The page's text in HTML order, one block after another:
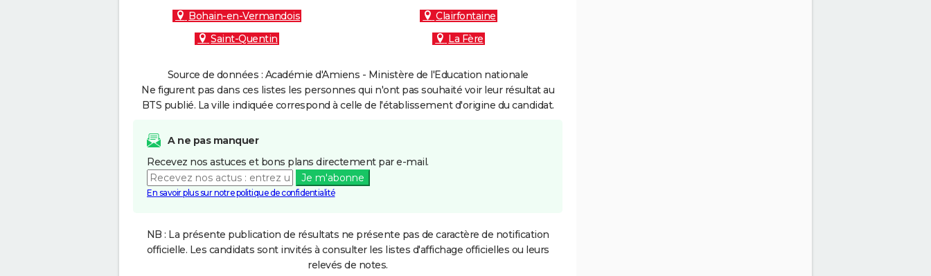
Bohain-en-Vermandois
Clairfontaine
Saint-Quentin
La Fère
Source de données : Académie d'Amiens - Ministère de l'Education nationale
Ne figurent pas dans ces listes les personnes qui n'ont pas souhaité voir leur résultat au
BTS publié. La ville indiquée correspond à celle de l'établissement d'origine du candidat.
A ne pas manquer
Recevez nos astuces et bons plans directement par e-mail.
Je m'abonne
En savoir plus sur notre politique de confidentialité
NB : La présente publication de résultats ne présente pas de caractère de notification
officielle. Les candidats sont invités à consulter les listes d'affichage officielles ou leurs
relevés de notes.